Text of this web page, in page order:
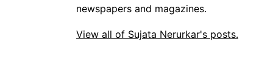
newspapers and magazines.
View all of Sujata Nerurkar's posts.